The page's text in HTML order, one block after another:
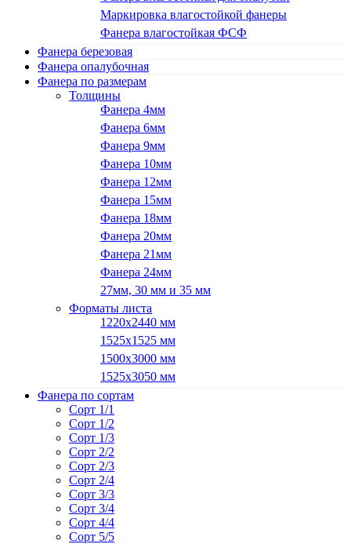
Маркировка влагостойкой фанеры
Фанера влагостойкая ФСФ
Фанера березовая
Фанера опалубочная
Фанера по размерам
Толщины
Фанера 4мм
Фанера 6мм
Фанера 9мм
Фанера 10мм
Фанера 12мм
Фанера 15мм
Фанера 18мм
Фанера 20мм
Фанера 21мм
Фанера 24мм
27мм, 30 мм и 35 мм
Форматы листа
1220х2440 мм
1525х1525 мм
1500х3000 мм
1525х3050 мм
Фанера по сортам
Сорт 1/1
Сорт 1/2
Сорт 1/3
Сорт 2/2
Сорт 2/3
Сорт 2/4
Сорт 3/3
Сорт 3/4
Сорт 4/4
Сорт 5/5